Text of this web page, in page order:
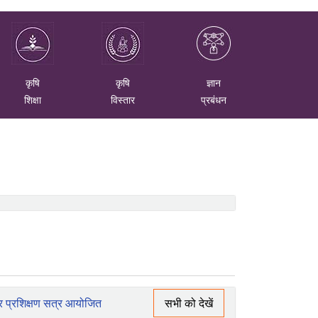
कृषि
शिक्षा
कृषि
विस्तार
ज्ञान
प्रबंधन
सभी को देखें